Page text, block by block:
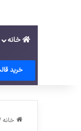
خانه
خرید
خانه